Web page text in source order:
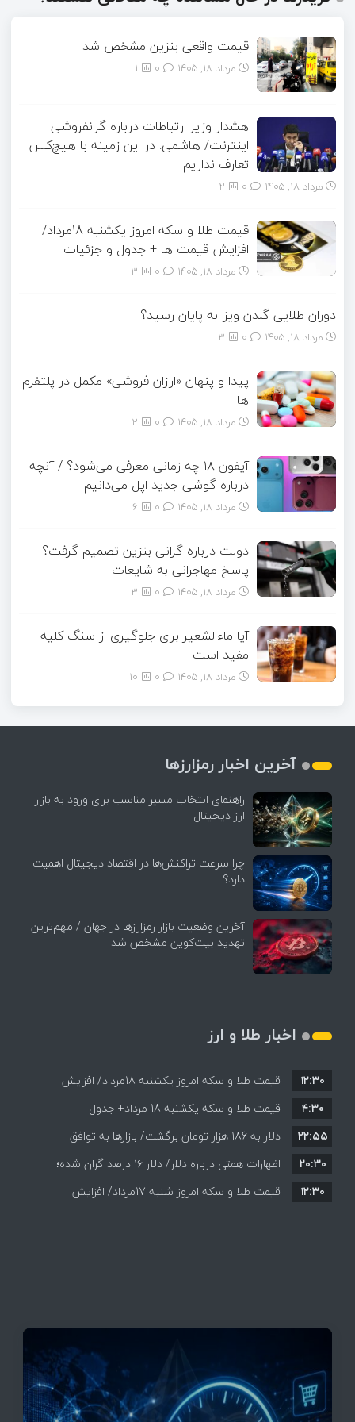
قیمت واقعی بنزین مشخص شد
مرداد ۱۸, ۱۴۰۵ 1
هشدار وزیر ارتباطات درباره گرانفروشی
اینترنت/ هاشمی: در این زمینه با هیچ‌کس
تعارف نداریم
مرداد ۱۸, ۱۴۰۵ 2
قیمت طلا و سکه امروز یکشنبه 18مرداد/
افزایش قیمت ها + جدول و جزئیات
مرداد ۱۸, ۱۴۰۵ 3
دوران طلایی گلدن ویزا به پایان رسید؟
مرداد ۱۸, ۱۴۰۵ 3
پیدا و پنهان «ارزان فروشی» مکمل در پلتفرم
ها
مرداد ۱۸, ۱۴۰۵ 2
آیفون ۱۸ چه زمانی معرفی می‌شود؟ / آنچه
درباره گوشی جدید اپل می‌دانیم
مرداد ۱۸, ۱۴۰۵ 6
دولت درباره گرانی بنزین تصمیم گرفت؟
پاسخ مهاجرانی به شایعات
مرداد ۱۸, ۱۴۰۵ 3
آیا ماءالشعیر برای جلوگیری از سنگ کلیه
مفید است
مرداد ۱۸, ۱۴۰۵ 10
آخرین اخبار رمزارزها
راهنمای انتخاب مسیر مناسب برای ورود به بازار
ارز دیجیتال
چرا سرعت تراکنش‌ها در اقتصاد دیجیتال اهمیت
دارد؟
آخرین وضعیت بازار رمزارزها در جهان / مهم‌ترین
تهدید بیت‌کوین مشخص شد
اخبار طلا و ارز
قیمت طلا و سکه امروز یکشنبه 18مرداد/ افزایش
قیمت ها + جدول و جزئیات
۱۲:۳۰
قیمت طلا و سکه یکشنبه 18 مرداد+ جدول
۴:۳۰
دلار به 186 هزار تومان برگشت/ بازارها به توافق
احتمالی هرمز چه واکنشی نشان دادند؟
۲۲:۵۵
اظهارات همتی درباره دلار/ دلار ۱۶ درصد گران شده؛
این افزایش طبیعی است
۲۰:۳۰
قیمت طلا و سکه امروز شنبه 17مرداد/ افزایش
۱۲:۳۰